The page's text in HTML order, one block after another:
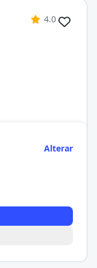
4.0
Alterar